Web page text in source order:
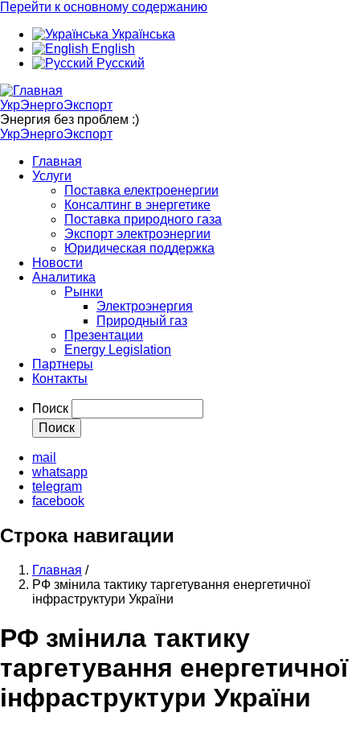
Перейти к основному содержанию
Українська
English
Русский
УкрЭнергоЭкспорт
Энергия без проблем :)
УкрЭнергоЭкспорт
Главная
Услуги
Поставка електроенергии
Консалтинг в энергетике
Поставка природного газа
Экспорт электроэнергии
Юридическая поддержка
Новости
Аналитика
Рынки
Электроэнергия
Природный газ
Презентации
Energy Legislation
Партнеры
Контакты
Поиск
mail
whatsapp
telegram
facebook
Строка навигации
Главная /
РФ змінила тактику таргетування енергетичної
інфраструктури України
РФ змінила тактику
таргетування енергетичної
інфраструктури України